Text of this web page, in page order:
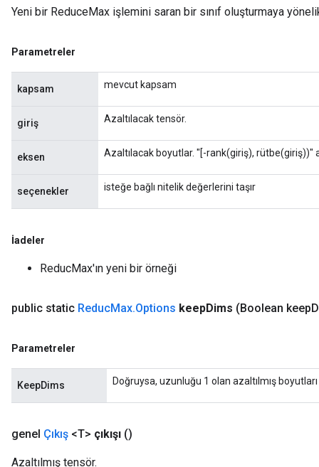
Yeni bir ReduceMax işlemini saran bir sınıf oluşturmaya
Parametreler
kapsam mevcut kapsam
giriş Azaltılacak tensör.
eksen Azaltılacak boyutlar. "[-rank(giriş), rütbe(giriş))"
seçenekler isteğe bağlı nitelik değerlerini taşır
İadeler
ReducMax'ın yeni bir örneği
public static ReducMax.Options keepDims (Boolean keep
Parametreler
KeepDims Doğruysa, uzunluğu 1 olan azaltılmış
genel Çıkış <T> çıkışı ()
Azaltılmış tensör.